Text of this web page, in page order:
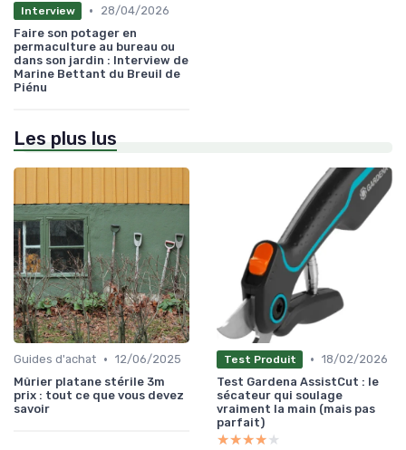
Interview •
28/04/2026
Faire son potager en
permaculture au bureau ou
dans son jardin : Interview de
Marine Bettant du Breuil de
Piénu
Les plus lus
Guides d'achat • 12/06/2025
Mûrier platane stérile 3m
prix : tout ce que vous devez
savoir
Test Produit • 18/02/2026
Test Gardena AssistCut : le
sécateur qui soulage
vraiment la main (mais pas
parfait)
★★★★★
★★★★★